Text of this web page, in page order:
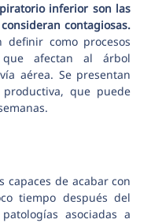
inferior son las
contagiosas.
definir como procesos
que afectan al árbol
aérea. Se presentan
que puede
capaces de acabar con
tiempo después del
asociadas a